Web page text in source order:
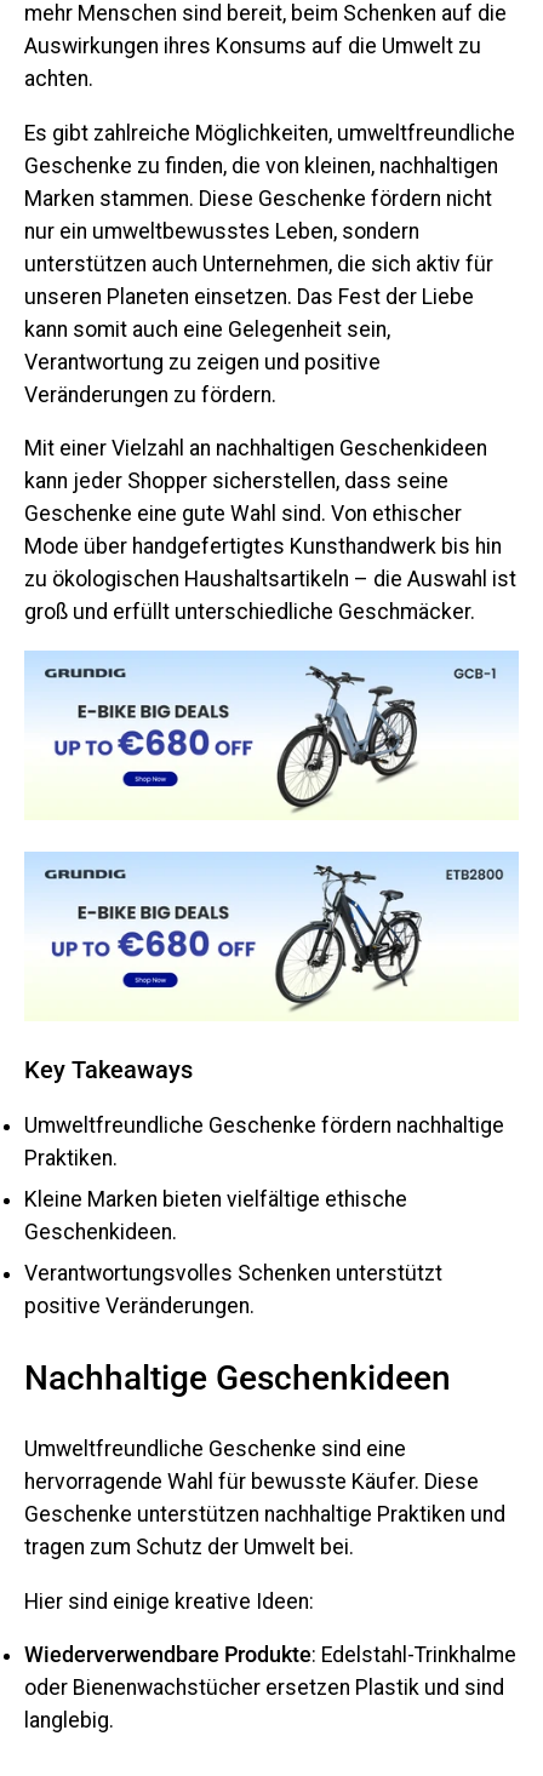
mehr Menschen sind bereit, beim Schenken auf die
Auswirkungen ihres Konsums auf die Umwelt zu
achten.
Es gibt zahlreiche Möglichkeiten, umweltfreundliche
Geschenke zu finden, die von kleinen, nachhaltigen
Marken stammen. Diese Geschenke fördern nicht
nur ein umweltbewusstes Leben, sondern
unterstützen auch Unternehmen, die sich aktiv für
unseren Planeten einsetzen. Das Fest der Liebe
kann somit auch eine Gelegenheit sein,
Verantwortung zu zeigen und positive
Veränderungen zu fördern.
Mit einer Vielzahl an nachhaltigen Geschenkideen
kann jeder Shopper sicherstellen, dass seine
Geschenke eine gute Wahl sind. Von ethischer
Mode über handgefertigtes Kunsthandwerk bis hin
zu ökologischen Haushaltsartikeln – die Auswahl ist
groß und erfüllt unterschiedliche Geschmäcker.
Key Takeaways
Umweltfreundliche Geschenke fördern nachhaltige
Praktiken.
Kleine Marken bieten vielfältige ethische
Geschenkideen.
Verantwortungsvolles Schenken unterstützt
positive Veränderungen.
Nachhaltige Geschenkideen
Umweltfreundliche Geschenke sind eine
hervorragende Wahl für bewusste Käufer. Diese
Geschenke unterstützen nachhaltige Praktiken und
tragen zum Schutz der Umwelt bei.
Hier sind einige kreative Ideen:
Wiederverwendbare Produkte: Edelstahl-Trinkhalme
oder Bienenwachstücher ersetzen Plastik und sind
langlebig.